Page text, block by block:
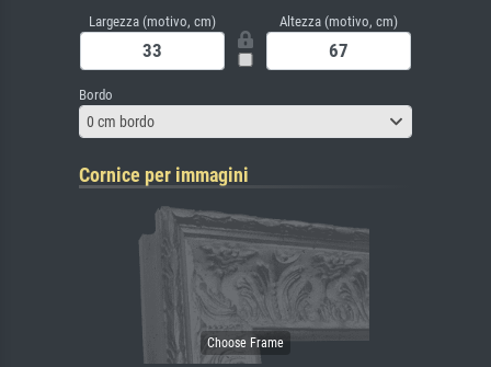
Largezza (motivo, cm) Altezza (motivo, cm)
Bordo
0 cm bordo
Cornice per immagini